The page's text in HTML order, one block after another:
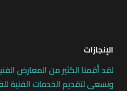
الإنجازات
لقد أقمنا الكثير من المعارض
ونسعى لتقديم الخدمات الفنية